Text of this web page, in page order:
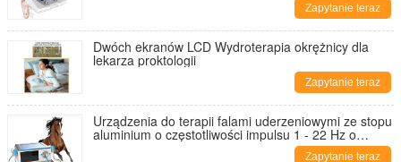
Zapytanie teraz
Dwóch ekranów LCD Wydroterapia okrężnicy dla
lekarza proktologii
Zapytanie teraz
Urządzenia do terapii falami uderzeniowymi ze stopu
aluminium o częstotliwości impulsu 1 - 22 Hz o
Zapytanie teraz